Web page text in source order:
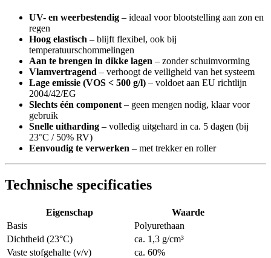
UV- en weerbestendig – ideaal voor blootstelling aan zon en
regen
Hoog elastisch – blijft flexibel, ook bij
temperatuurschommelingen
Aan te brengen in dikke lagen – zonder schuimvorming
Vlamvertragend – verhoogt de veiligheid van het systeem
Lage emissie (VOS < 500 g/l) – voldoet aan EU richtlijn
2004/42/EG
Slechts één component – geen mengen nodig, klaar voor
gebruik
Snelle uitharding – volledig uitgehard in ca. 5 dagen (bij
23°C / 50% RV)
Eenvoudig te verwerken – met trekker en roller
Technische specificaties
Eigenschap
Waarde
Basis
Polyurethaan
Dichtheid (23°C)
ca. 1,3 g/cm³
Vaste stofgehalte (v/v)
ca. 60%